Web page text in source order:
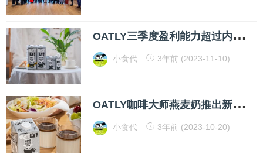
O
ATLY三季度盈利能力超过内部期望，CEO说亚洲团队“跑出”创纪录速度
小食代 3年前 (2023-11-10)
O
ATLY咖啡大师燕麦奶推出新规格，为渗透更多场景输送“弹药”
小食代 3年前 (2023-10-20)